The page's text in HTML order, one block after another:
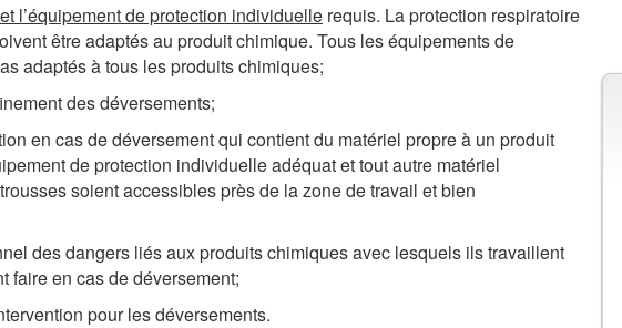
l’équipement de protection individuelle requis. La protection respiratoire
être adaptés au produit chimique. Tous les équipements de
adaptés à tous les produits chimiques;
des déversements;
en cas de déversement qui contient du matériel propre à un produit
de protection individuelle adéquat et tout autre matériel
soient accessibles près de la zone de travail et bien
des dangers liés aux produits chimiques avec lesquels ils travaillent
faire en cas de déversement;
pour les déversements.